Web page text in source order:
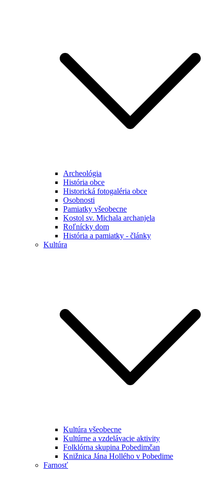
Archeológia
História obce
Historická fotogaléria obce
Osobnosti
Pamiatky všeobecne
Kostol sv. Michala archanjela
Roľnícky dom
História a pamiatky - články
Kultúra
Kultúra všeobecne
Kultúrne a vzdelávacie aktivity
Folklórna skupina Pobedimčan
Knižnica Jána Hollého v Pobedime
Farnosť